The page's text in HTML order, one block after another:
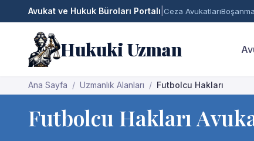
Avukat ve Hukuk Büroları Portalı Ceza Avukatları
Hukuki Uzman
Ana Sayfa Uzmanlık Alanları Futbolcu Hakları
Futbolcu Hakları